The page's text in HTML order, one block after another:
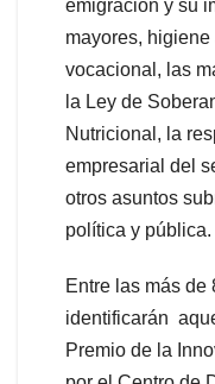
emigración y su
mayores,
vocacional, las
la Ley de
Nutricional, la
empresarial del
otros asuntos
política y pública.
Entre las más
identificarán
Premio de la